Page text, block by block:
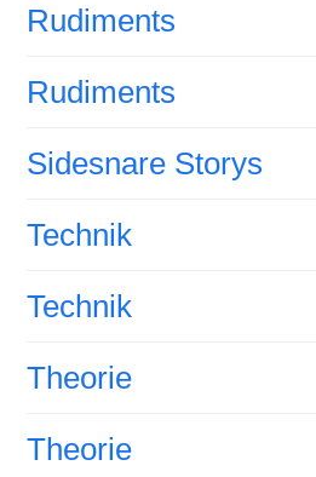
Rudiments
Rudiments
Sidesnare Storys
Technik
Technik
Theorie
Theorie